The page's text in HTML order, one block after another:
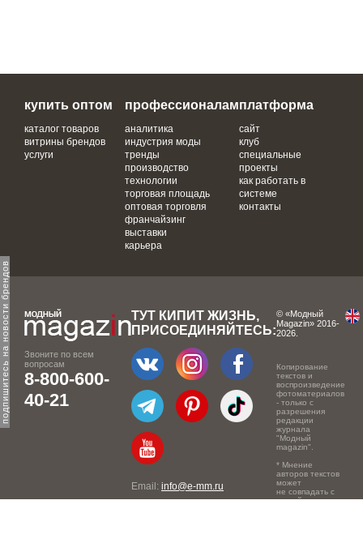
подпишитесь на новости брендов
купить оптом
каталог товаров
витрины брендов
услуги
профессионалам
аналитика
индустрия моды
тренды
производство
технологии
торговая площадь
оптовая торговля
франчайзинг
выставки
карьера
платформа
сайт
клуб
специальные
проекты
как работать в
системе
контакты
Звоните по всем
вопросам
8-800-600-
40-21
ТУТ КИПИТ ЖИЗНЬ,
ПРИСОЕДИНЯЙТЕСЬ:
Email: info@e-mm.ru
© «Модный
Magazin» 2016-
2026.
Копирование
текстов и
воспроизведение
фотоматериалов
- только с
разрешения
редакции
журнала
"Модный
magazin".
* Мнение
авторов текстов
может
не совпадать с
точкой зрения